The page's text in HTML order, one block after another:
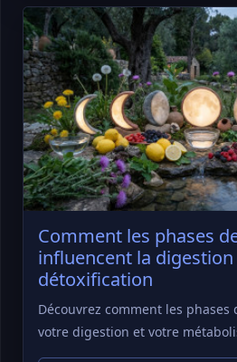
Comment les phases
influencent la digestion
détoxification
Découvrez comment les
votre digestion et votre